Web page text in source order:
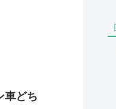
車どち